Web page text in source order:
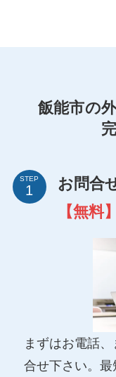
飯能市の
STEP
お問合
【無料】
まずはお電話
合せ下さい。最